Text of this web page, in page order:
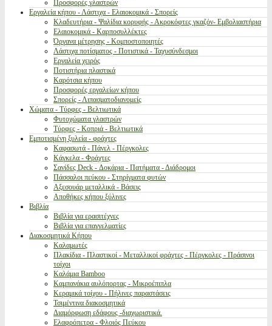
Προσφορές γλαστρών
Εργαλεία κήπου - Λάστιχα - Ελαιοκομικά - Σπορείς
Κλαδευτήρια - Ψαλίδια κορυφής - Ακροκόφτες γκαζόν- Εμβολιαστήρια
Ελαιοκομικά - Καρποσυλλέκτες
Όργανα μέτρησης - Κομποστοποιητές
Λάστιχα ποτίσματος - Ποτιστικά - Ταχυσύνδεσμοι
Εργαλεία χειρός
Ποτιστήρια πλαστικά
Καρότσια κήπου
Προσφορές εργαλείων κήπου
Σπορείς - Λιπασματοδιανομείς
Χώματα - Τύρφες - Βελτιωτικά
Φυτοχώματα γλαστρών
Τύρφες - Κοπριά - Βελτιωτικά
Εμποτισμένη ξυλεία - φράχτες
Καφασωτά - Πάνελ - Πέργκολες
Κάγκελα - Φράχτες
Σανίδες Deck - Δοκάρια - Πατήματα - Διάδρομοι
Πάσσαλοι πεύκου - Στηρίγματα φυτών
Αξεσουάρ μεταλλικά - Βάσεις
Αποθήκες κήπου ξύλινες
Βιβλία
Βιβλία για ερασιτέχνες
Βιβλία για επαγγελματίες
Διακοσμητικά Κήπου
Καλαμωτές
Πλακίδια - Πλαστικοί - Μεταλλικοί φράχτες - Πέργκολες - Πράσινοι
τοίχοι
Καλάμια Bamboo
Καμπανάκια αυλόπορτας - Μικροέπιπλα
Κεραμικά τοίχου - Πήλινες παραστάσεις
Τσιμέντινα διακοσμητικά
Διαμόρφωση εδάφους -διαχωριστικά.
Ελαφρόπετρα - Φλοιός Πεύκου